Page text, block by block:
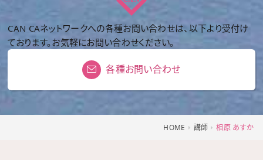
CAN CAネットワークへの各種お問い合わせは、以下より受付け
ております。お気軽にお問い合わせください。
各種お問い合わせ
HOME 講師 相原 あすか